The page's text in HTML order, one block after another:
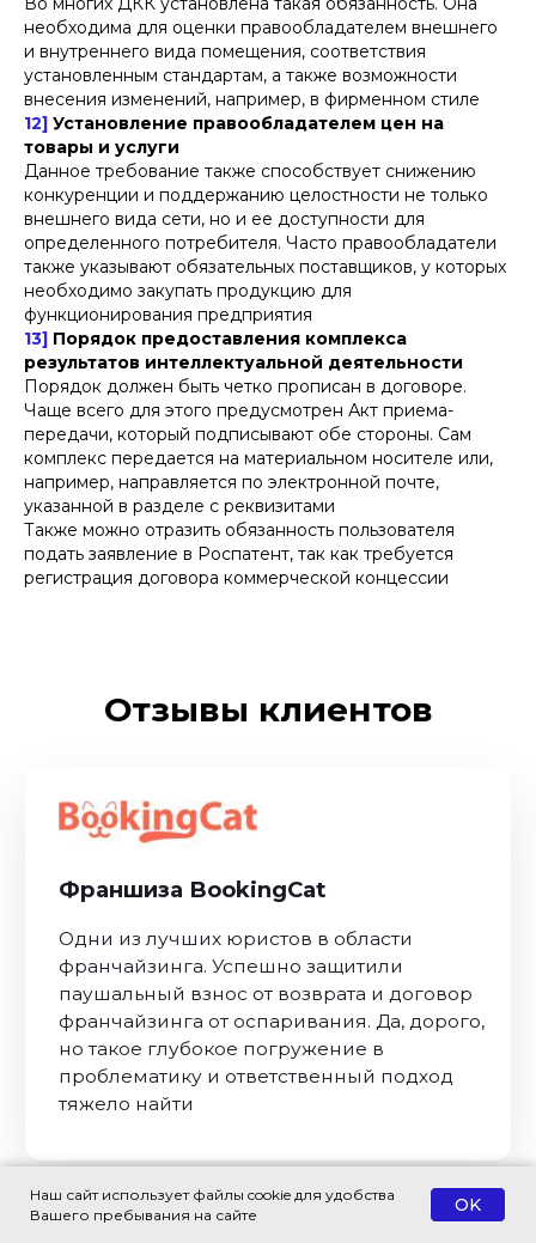
необходима для оценки правообладателем внешнего
и внутреннего вида помещения, соответствия
установленным стандартам, а также возможности
внесения изменений, например, в фирменном стиле
12] Установление правообладателем цен на
товары и услуги
Данное требование также способствует снижению
конкуренции и поддержанию целостности не только
внешнего вида сети, но и ее доступности для
определенного потребителя. Часто правообладатели
также указывают обязательных поставщиков, у которых
необходимо закупать продукцию для
функционирования предприятия
13] Порядок предоставления комплекса
результатов интеллектуальной деятельности
Порядок должен быть четко прописан в договоре.
Чаще всего для этого предусмотрен Акт приема-
передачи, который подписывают обе стороны. Сам
комплекс передается на материальном носителе или,
например, направляется по электронной почте,
указанной в разделе с реквизитами
Также можно отразить обязанность пользователя
подать заявление в Роспатент, так как требуется
регистрация договора коммерческой концессии
Отзывы клиентов
Наш сайт использует файлы cookie для удобства
Вашего пребывания на сайте
OK